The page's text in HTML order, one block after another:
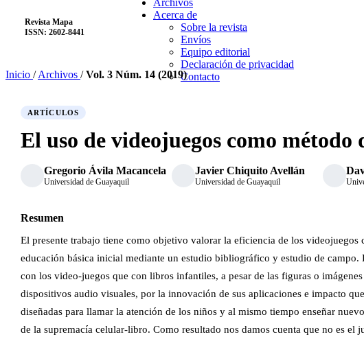
Revista Mapa
ISSN: 2602-8441
Archivos
Acerca de
Sobre la revista
Envíos
Equipo editorial
Declaración de privacidad
Contacto
Inicio / Archivos / Vol. 3 Núm. 14 (2019)
ARTÍCULOS
El uso de videojuegos como método
Gregorio Ávila Macancela
Universidad de Guayaquil
Javier Chiquito Avellán
Universidad de Guayaquil
Resumen
El presente trabajo tiene como objetivo valorar la eficiencia de los videojuegos
educación básica inicial mediante un estudio bibliográfico y estudio de
con los video-juegos que con libros infantiles, a pesar de las figuras o
dispositivos audio visuales, por la innovación de sus aplicaciones e impacto
diseñadas para llamar la atención de los niños y al mismo tiempo enseñar
de la supremacía celular-libro. Como resultado nos damos cuenta que no es